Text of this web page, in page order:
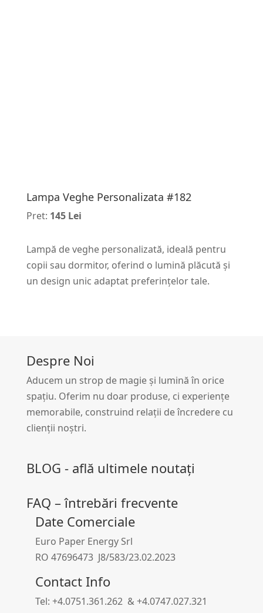
Lampa Veghe Personalizata #182
Pret: 145 Lei
Lampă de veghe personalizată, ideală pentru
copii sau dormitor, oferind o lumină plăcută și
un design unic adaptat preferințelor tale.
Despre Noi
Aducem un strop de magie și lumină în orice
spațiu. Oferim nu doar produse, ci experiențe
memorabile, construind relații de încredere cu
clienții noștri.
BLOG - află ultimele noutați
FAQ – întrebări frecvente
Date Comerciale
Euro Paper Energy Srl
RO 47696473 J8/583/23.02.2023
Contact Info
Tel: +4.0751.361.262 & +4.0747.027.321